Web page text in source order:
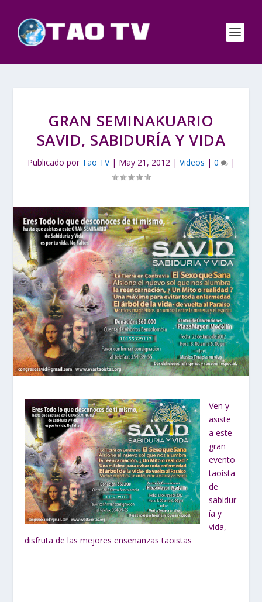
GRAN SEMINAKUARIO
SAVID, SABIDURÍA Y VIDA
Publicado por Tao TV| May 21, 2012| Videos | 0 |
Ven y
asiste
a este
gran
evento
taoista
de
sabidur
ía y
vida,
disfruta de las mejores enseñanzas taoistas